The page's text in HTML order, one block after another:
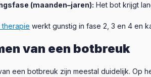
(maanden–jaren): Het bot krijgt
therapie werkt gunstig in fase 2, 3 en 4 en
van een botbreuk
een botbreuk zijn meestal duidelijk.